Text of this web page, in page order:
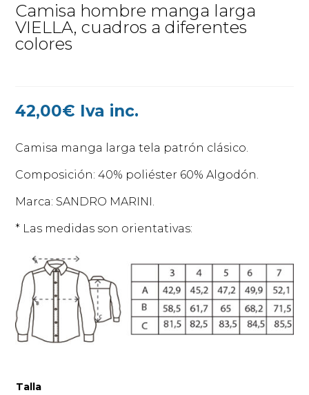
Camisa hombre manga larga
VIELLA, cuadros a diferentes
colores
42,00€ Iva inc.
Camisa manga larga tela patrón clásico.
Composición: 40% poliéster 60% Algodón.
Marca: SANDRO MARINI.
* Las medidas son orientativas:
Talla